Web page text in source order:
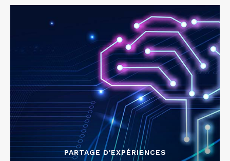
PARTAGE D'EXPÉRIENCES